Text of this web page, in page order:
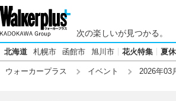
次の楽しいが見つかる。
北海道 札幌市 函館市 旭川市 花火特集 夏
ウォーカープラス イベント 2026年03